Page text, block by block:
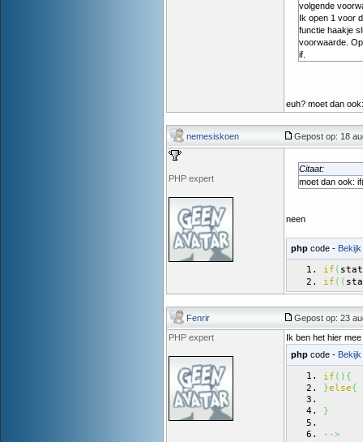
volgende
Ik open 1 voor
functie haakje
voorwaarde.
if.
euh? moet dan
nemesiskoen Gepost op: 18
PHP expert
Citaat:
moet dan ook:
neen
php code -
if (
if ( (
Fenrir
Gepost op: 23
PHP expert
Ik ben het hier
php code -
if ( ) {
}else{
}
-->